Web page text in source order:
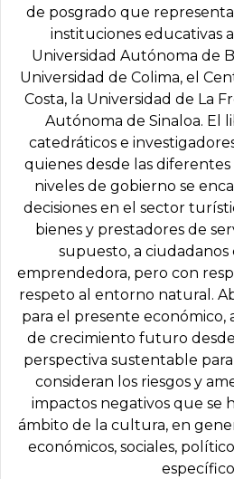
de posgrado que
instituciones educativas
Universidad Autónoma de
Universidad de Colima, el
Costa, la Universidad de La
Autónoma de Sinaloa. El
catedráticos e
quienes desde las diferentes
niveles de gobierno se
decisiones en el sector
bienes y prestadores de
supuesto, a
emprendedora, pero con
respeto al entorno natural.
para el presente económico,
de crecimiento futuro
perspectiva sustentable
consideran los riesgos y
impactos negativos que se
ámbito de la cultura, en
económicos, sociales,